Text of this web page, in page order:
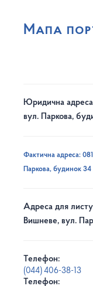
Мапа
Юридична
вул. Паркова,
Фактична адреса:
Паркова, будинок
Адреса для
Вишневе, вул.
Телефон:
(044) 406-38-13
Телефон: